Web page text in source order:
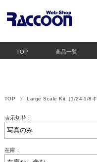
TOP 商品一覧
TOP Large Scale Kit（1/24-1/8キ
表示切替：
在庫：